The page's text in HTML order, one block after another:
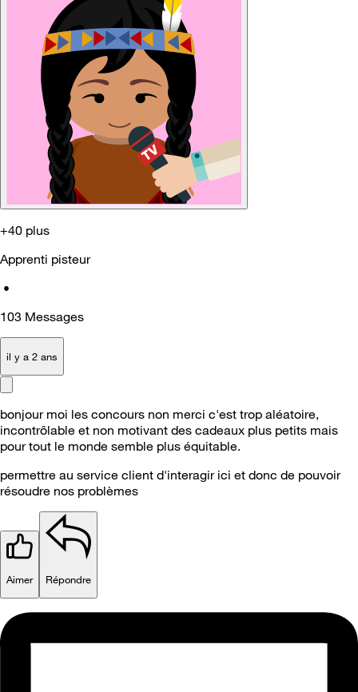
+40 plus
Apprenti pisteur
•
103 Messages
il y a 2 ans
bonjour moi les concours non merci c'est trop aléatoire,
incontrôlable et non motivant des cadeaux plus petits mais
pour tout le monde semble plus équitable.
permettre au service client d'interagir ici et donc de pouvoir
résoudre nos problèmes
Aimer Répondre